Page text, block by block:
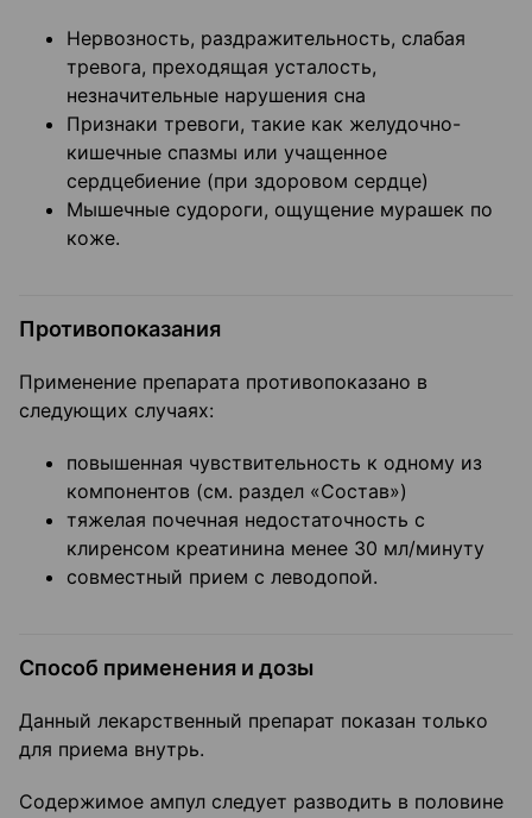
Нервозность, раздражительность, слабая
тревога, преходящая усталость,
незначительные нарушения сна
Признаки тревоги, такие как желудочно-
кишечные спазмы или учащенное
сердцебиение (при здоровом сердце)
Мышечные судороги, ощущение мурашек по
коже.
Противопоказания
Применение препарата противопоказано в
следующих случаях:
повышенная чувствительность к одному из
компонентов (см. раздел «Состав»)
тяжелая почечная недостаточность с
клиренсом креатинина менее 30 мл/минуту
совместный прием с леводопой.
Способ применения и дозы
Данный лекарственный препарат показан только
для приема внутрь.
Содержимое ампул следует разводить в половине